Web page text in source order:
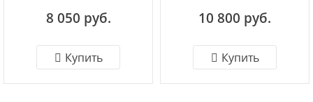
8 050 руб.
Купить
10 800 руб.
Купить